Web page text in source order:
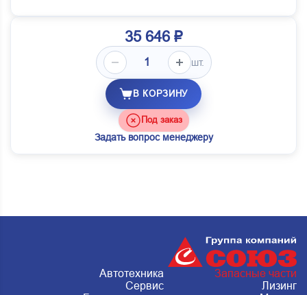
35 646 ₽
шт.
В КОРЗИНУ
Под заказ
Задать вопрос менеджеру
Автотехника
Запасные части
Сервис
Лизинг